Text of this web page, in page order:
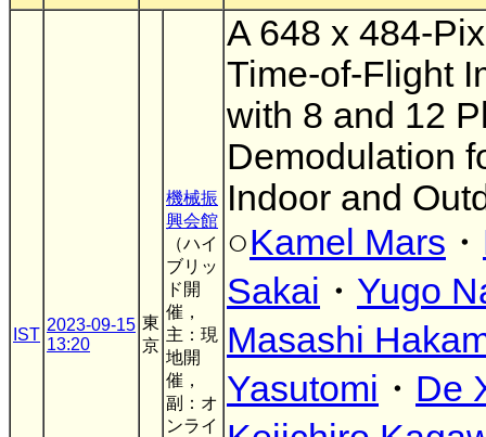
IST
2023-09-15
13:20
東
京
機械振
興会館
（ハイ
ブリッ
ド開
催，
主：現
地開
催，
副：オ
ンライ
A 648 x 484-
Time-of-Flight
with 8 and 12
Demodulation
Indoor and
○Kamel Mars ・
Sakai ・ Yugo
Masashi
Yasutomi ・ De